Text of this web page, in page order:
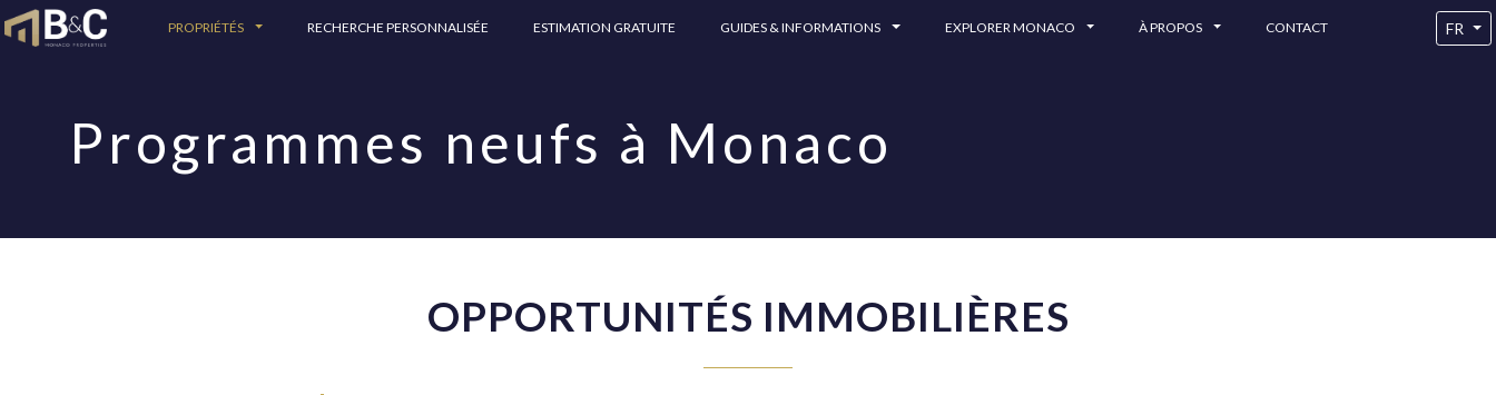
PROPRIÉTÉS RECHERCHE PERSONNALISÉE ESTIMATION GRATUITE GUIDES & INFORMATIONS EXPLORER MONACO À PROPOS CONTACT FR
Programmes neufs à Monaco
OPPORTUNITÉS IMMOBILIÈRES